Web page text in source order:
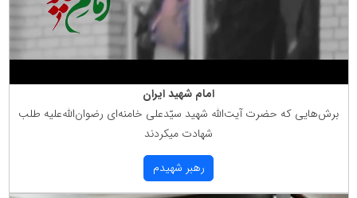
امام شهید ایران
برش‌هایی كه حضرت آیت‌الله شهید سیّدعلی خامنه‌ای رضوان‌الله‌علیه طلب
شهادت میكردند
رهبر شهیدم